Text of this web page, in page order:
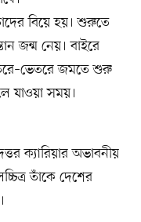
বিয়ে হয়। শুরুতে
জন্ম নেয়। বাইরে
জমতে শুরু
যাওয়া সময়।
ক্যারিয়ার অভাবনীয়
তাঁকে দেশের